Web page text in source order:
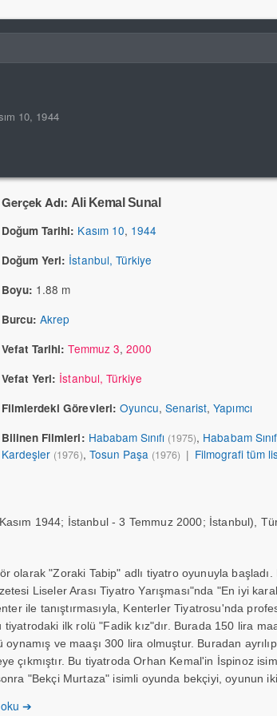
10, 1944
Gerçek Adı: Ali Kemal Sunal
Doğum Tarihi: Kasım 10, 1944
Doğum Yeri: İstanbul, Türkiye
Boyu: 1.88 m
Burcu: Akrep
Vefat Tarihi: Temmuz 3, 2000
Vefat Yeri: İstanbul, Türkiye
Filmlerdeki Görevleri: Oyuncu,Senarist,Yapımcı
Bilinen Filmleri: Hababam Sınıfı (1975), Hababam
Kardeşler (1976), Tosun Paşa (1976) | Filmografi tüm
1944; İstanbul - 3 Temmuz 2000; İstanbul),
olarak "Zoraki Tabip" adlı tiyatro oyunuyla başladı.
Liseler Arası Tiyatro Yarışması"nda "En iyi
ile tanıştırmasıyla, Kenterler Tiyatrosu'nda
tiyatrodaki ilk rolü "Fadik kız"dır. Burada 150 lira
ve maaşı 300 lira olmuştur. Buradan
çıkmıştır. Bu tiyatroda Orhan Kemal'in İspinoz
"Bekçi Murtaza" isimli oyunda bekçiyi, oyunun
oku ➔